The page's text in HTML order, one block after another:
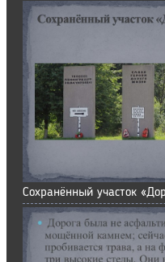
Сохранённый участок